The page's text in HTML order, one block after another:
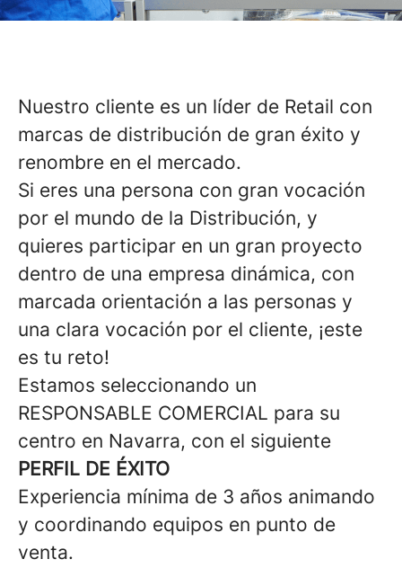
Nuestro cliente es un líder de Retail con
marcas de distribución de gran éxito y
renombre en el mercado.
Si eres una persona con gran vocación
por el mundo de la Distribución, y
quieres participar en un gran proyecto
dentro de una empresa dinámica, con
marcada orientación a las personas y
una clara vocación por el cliente, ¡este
es tu reto!
Estamos seleccionando un
RESPONSABLE COMERCIAL para su
centro en Navarra, con el siguiente
PERFIL DE ÉXITO
Experiencia mínima de 3 años animando
y coordinando equipos en punto de
venta.